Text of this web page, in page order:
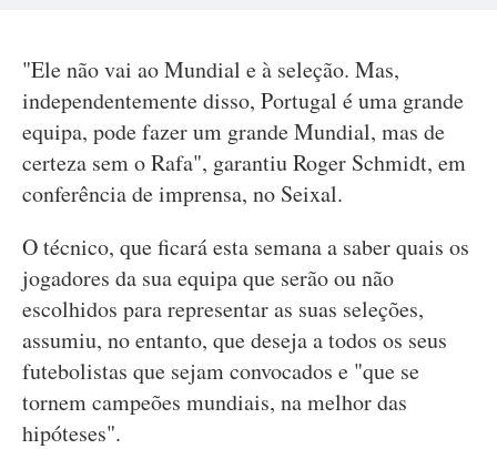
"Ele não vai ao Mundial e à seleção. Mas,
independentemente disso, Portugal é uma grande
equipa, pode fazer um grande Mundial, mas de
certeza sem o Rafa", garantiu Roger Schmidt, em
conferência de imprensa, no Seixal.
O técnico, que ficará esta semana a saber quais os
jogadores da sua equipa que serão ou não
escolhidos para representar as suas seleções,
assumiu, no entanto, que deseja a todos os seus
futebolistas que sejam convocados e "que se
tornem campeões mundiais, na melhor das
hipóteses".